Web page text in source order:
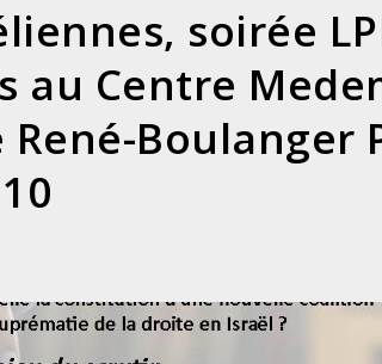
soirée
au Centre
Boulanger
10